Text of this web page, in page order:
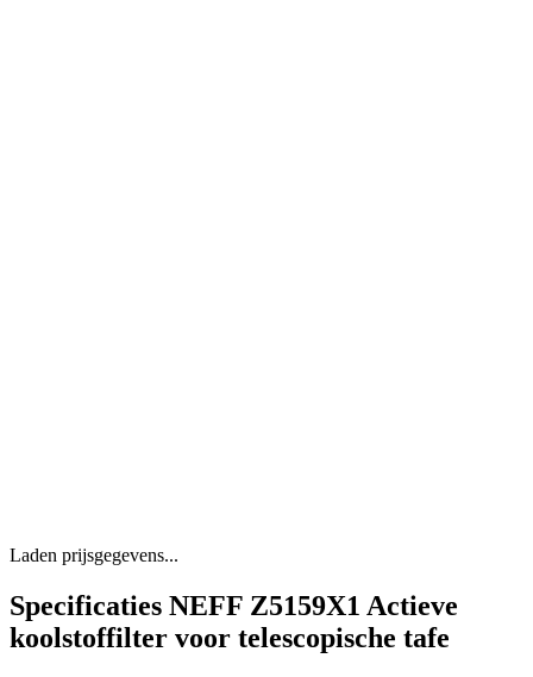
Laden prijsgegevens...
Specificaties NEFF Z5159X1 Actieve
koolstoffilter voor telescopische tafe